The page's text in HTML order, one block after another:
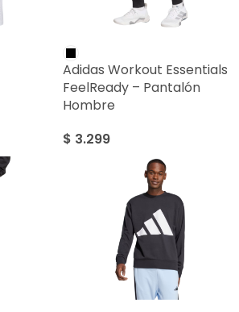
Adidas Workout Essentials
FeelReady – Pantalón
Hombre
$ 3.299